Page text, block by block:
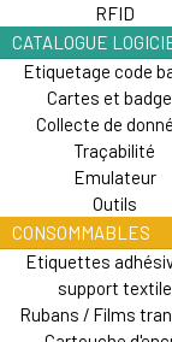
RFID
CATALOGUE
Etiquetage code
Cartes et
Collecte de
Traçabilité
Emulateur
Outils
CONSOMMABLES
Etiquettes
support textile
Rubans / Films